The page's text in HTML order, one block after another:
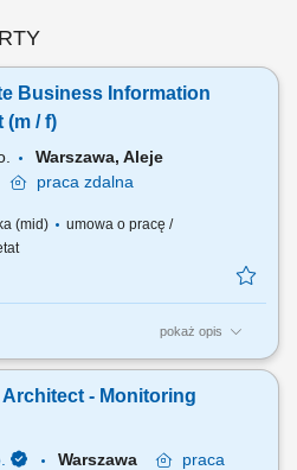
Business Information
(m / f)
Warszawa, Aleje
praca zdalna
(mid)
umowa o pracę /
pokaż opis
o pracę lub B2B; Model pracy:
zdalna; Dlaczego ta rola? To nie jest
lub Data Architecta skupione na
Architect - Monitoring
Warszawa
praca